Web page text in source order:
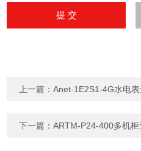
上一篇：Anet-1E2S1-4G水电
下一篇：ARTM-P24-400多机